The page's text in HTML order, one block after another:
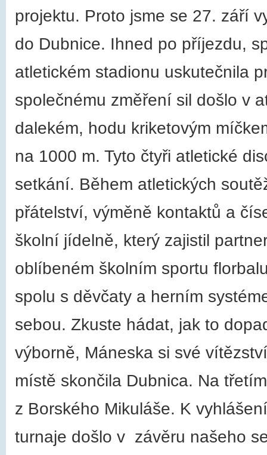
projektu. Proto jsme se 27. září
do Dubnice. Ihned po příjezdu,
atletickém stadionu uskutečnila
společnému změření sil došlo v
dalekém, hodu kriketovým
na 1000 m. Tyto čtyři atletické
setkání. Během atletických
přátelství, výměně kontaktů a
školní jídelně, který zajistil
oblíbeném školním sportu
spolu s děvčaty a herním
sebou. Zkuste hádat, jak to
výborně, Máneska si své
místě skončila Dubnica. Na
z Borského Mikuláše. K
turnaje došlo v závěru našeho